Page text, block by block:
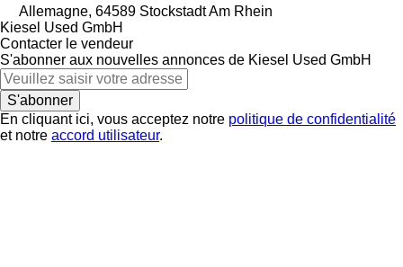
Allemagne, 64589 Stockstadt Am Rhein
Kiesel Used GmbH
Contacter le vendeur
S'abonner aux nouvelles annonces de Kiesel Used GmbH
S'abonner
En cliquant ici, vous acceptez notre politique de confidentialité
et notre accord utilisateur.